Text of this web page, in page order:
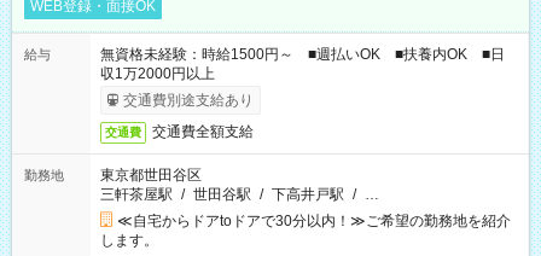
WEB登録・面接OK
給与
無資格未経験：時給1500円～ ■週払いOK ■扶養内OK ■日
収1万2000円以上
交通費別途支給あり
交通費 交通費全額支給
勤務地
東京都世田谷区
三軒茶屋駅 / 世田谷駅 / 下高井戸駅 / …
≪自宅からドアtoドアで30分以内！≫ご希望の勤務地を紹介
します。